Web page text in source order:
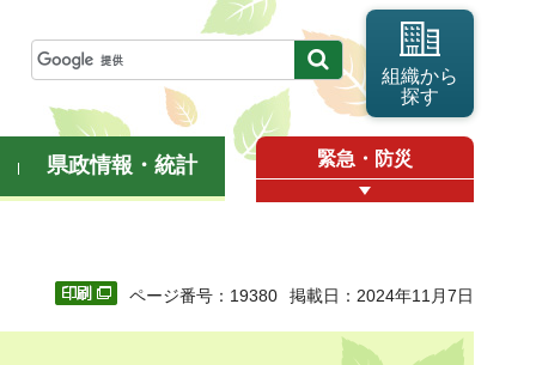
組織から
探す
県政情報・統計 緊急・防災
ページ番号：19380 掲載日：2024年11月7日